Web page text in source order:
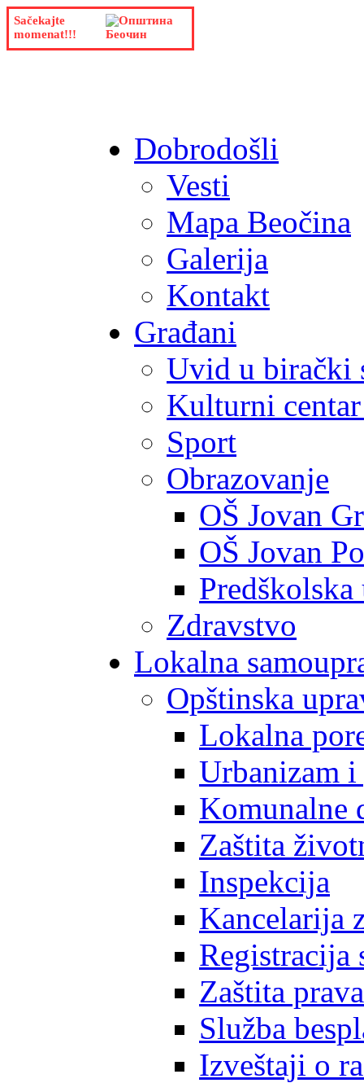
Sačekajte
momenat!!!
Dobrodošli
Vesti
Mapa Beočina
Galerija
Kontakt
Građani
Uvid u birački
Kulturni
Sport
Obrazovanje
OŠ Jovan
OŠ Jovan
Predškolska
Zdravstvo
Lokalna
Opštinska
Lokalna
Urbanizam
Komunalne
Zaštita
Inspekcija
Kancelarija
Registracija
Zaštita
Služba
Izveštaji o